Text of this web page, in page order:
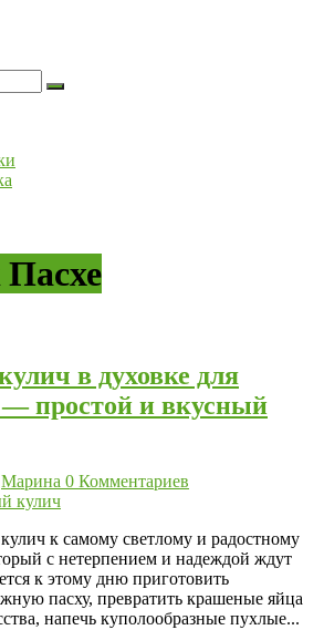
в духовке для
простой и вкусный
Марина 0 Комментариев
к самому светлому и радостному
с нетерпением и надеждой ждут
к этому дню приготовить
пасху, превратить крашеные яйца
напечь куполообразные пухлые...